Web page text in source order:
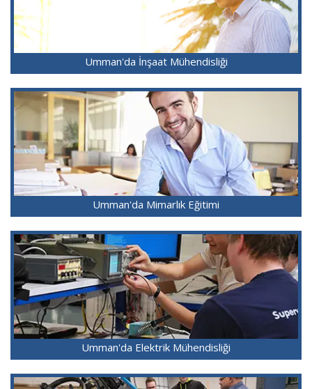
Umman'da İnşaat Mühendisliği
Umman'da Mimarlık Eğitimi
Umman'da Elektrik Mühendisliği